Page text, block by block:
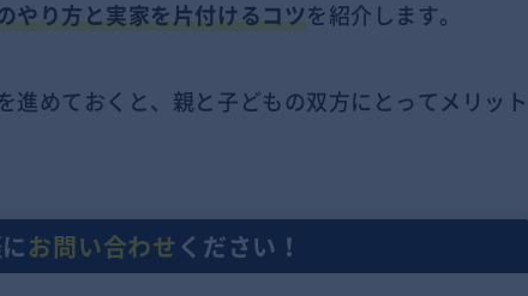
やり方と実家を片付けるコツを紹介します。
進めておくと、親と子どもの双方にとってメリット
お問い合わせ ください！